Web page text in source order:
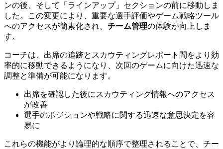
ンの後、そして「ラインアップ」セクションの前に移動しま
した。この変更により、重要な選手評価やゲーム戦略ツール
へのアクセスが簡素化され、 チーム管理の体験が向上しま
す。
コーチは、出席の追跡とスカウティングレポート間をより効
率的に移動できるようになり、次回のゲームに向けた迅速な
調整と準備が可能になります。
出席を確認した後にスカウティング情報へのアクセス
が改善
選手のポジションや戦略に関する迅速な意思決定を容
易に
これらの機能がより論理的な順序で整理されることで、チー